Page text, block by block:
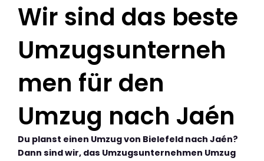
Wir sind das beste
Umzugsunterneh
men für den
Umzug nach Jaén
Du planst einen Umzug von Bielefeld nach Jaén?
Dann sind wir, das Umzugsunternehmen Umzug